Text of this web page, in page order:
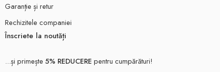
Garanție și retur
Rechizitele companiei
Înscriete la noutăți
...și primește 5% REDUCERE pentru cumpărături!